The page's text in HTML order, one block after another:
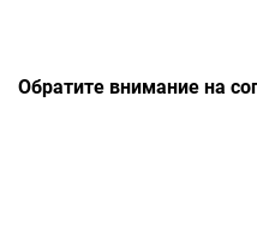
Обратите внимание на